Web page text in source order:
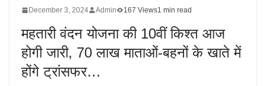
December 3, 2024 Admin 167 Views1 min read
महतारी वंदन योजना की 10वीं किश्त आज
होगी जारी, 70 लाख माताओं-बहनों के खाते में
होंगे ट्रांसफर…